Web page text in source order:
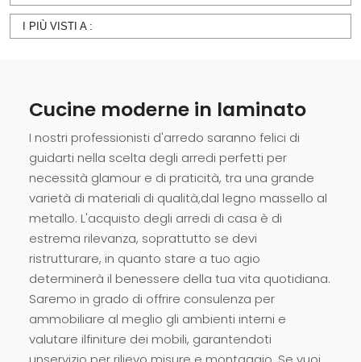
I PIÙ VISTI A :
Cucine moderne in laminato
I nostri professionisti d'arredo saranno felici di
guidarti nella scelta degli arredi perfetti per
necessità glamour e di praticità, tra una grande
varietà di materiali di qualità,dal legno massello al
metallo. L'acquisto degli arredi di casa è di
estrema rilevanza, soprattutto se devi
ristrutturare, in quanto stare a tuo agio
determinerà il benessere della tua vita quotidiana.
Saremo in grado di offrire consulenza per
ammobiliare al meglio gli ambienti interni e
valutare ilfiniture dei mobili, garantendoti